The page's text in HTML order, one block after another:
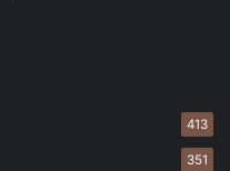
413
351